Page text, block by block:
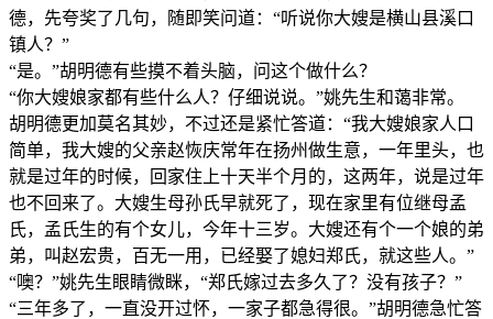
德，先夸奖了几句，随即笑问道：“听说你大嫂是横山县溪口
镇人？”
“是。”胡明德有些摸不着头脑，问这个做什么？
“你大嫂娘家都有些什么人？仔细说说。”姚先生和蔼非常。
胡明德更加莫名其妙，不过还是紧忙答道：“我大嫂娘家人口
简单，我大嫂的父亲赵恢庆常年在扬州做生意，一年里头，也
就是过年的时候，回家住上十天半个月的，这两年，说是过年
也不回来了。大嫂生母孙氏早就死了，现在家里有位继母孟
氏，孟氏生的有个女儿，今年十三岁。大嫂还有个一个娘的弟
弟，叫赵宏贵，百无一用，已经娶了媳妇郑氏，就这些人。”
“噢？”姚先生眼睛微眯，“郑氏嫁过去多久了？没有孩子？”
“三年多了，一直没开过怀，一家子都急得很。”胡明德急忙答